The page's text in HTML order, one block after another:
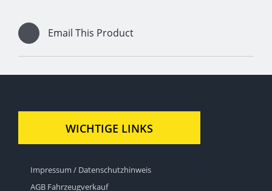
Email This Product
WICHTIGE LINKS
Impressum / Datenschutzhinweis
AGB Fahrzeugverkauf